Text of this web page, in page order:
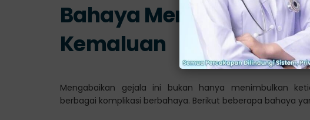
Bahaya Mengabaikan
Kemaluan
Mengabaikan gejala ini bukan hanya menimbulkan
berbagai komplikasi berbahaya. Berikut beberapa bahaya